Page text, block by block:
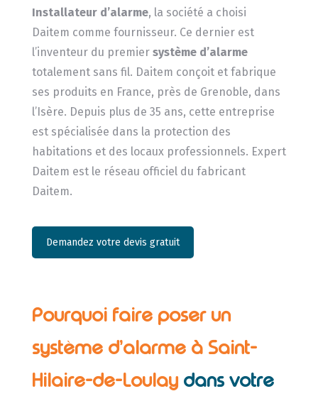
Installateur d’alarme, la société a choisi
Daitem comme fournisseur. Ce dernier est
l’inventeur du premier système d’alarme
totalement sans fil. Daitem conçoit et fabrique
ses produits en France, près de Grenoble, dans
l’Isère. Depuis plus de 35 ans, cette entreprise
est spécialisée dans la protection des
habitations et des locaux professionnels. Expert
Daitem est le réseau officiel du fabricant
Daitem.
Demandez votre devis gratuit
Pourquoi faire poser un
système d’alarme à Saint-
Hilaire-de-Loulay dans votre